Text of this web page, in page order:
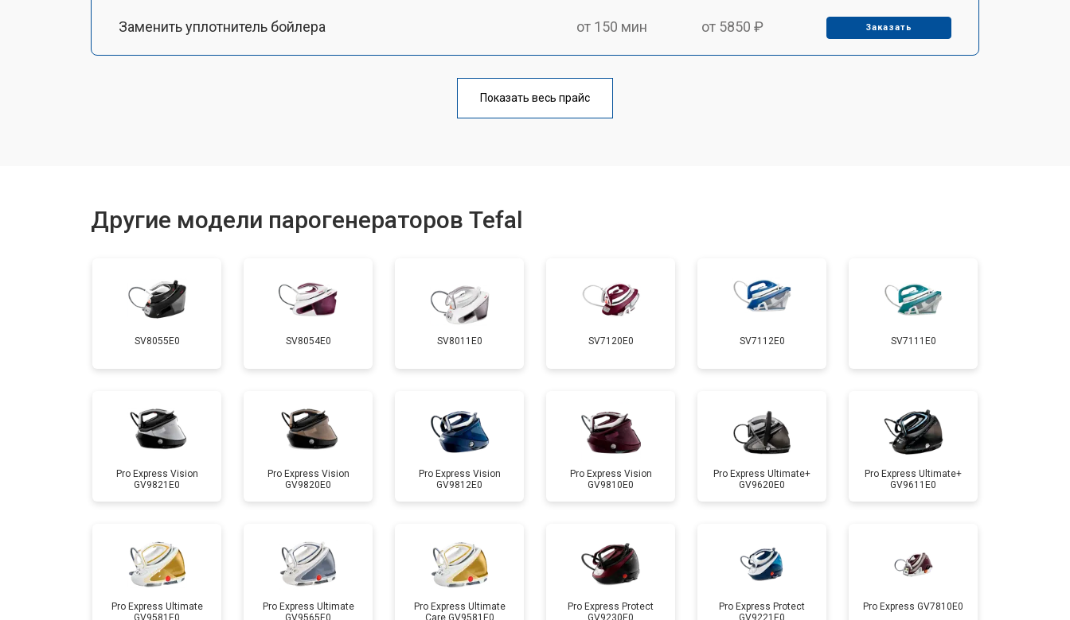
Заменить уплотнитель бойлера от 150 мин от 5850 ₽ Заказать
от 70 мин
Очистка подошвы утюга от 110 мин от 4150 ₽ Заказать
Профилактическая чистка от 120 мин от 4700 ₽ Заказать
Замена клапана давления от 90 мин от 5850 ₽ Заказать
Показать весь прайс
Другие модели парогенераторов Tefal
SV8055E0 SV8054E0 SV8011E0 SV7120E0 SV7112E0 SV7111E0
Pro Express Vision
GV9821E0
Pro Express Vision
GV9820E0
Pro Express Vision
GV9812E0
Pro Express Vision
GV9810E0
Pro Express Ultimate+
GV9620E0
Pro Express Ultimate+
GV9611E0
Pro Express Ultimate
GV9581E0
Pro Express Ultimate
GV9565E0
Pro Express Ultimate
Care GV9581E0
Pro Express Protect
GV9230E0
Pro Express Protect
GV9221E0
Pro Express GV7810E0